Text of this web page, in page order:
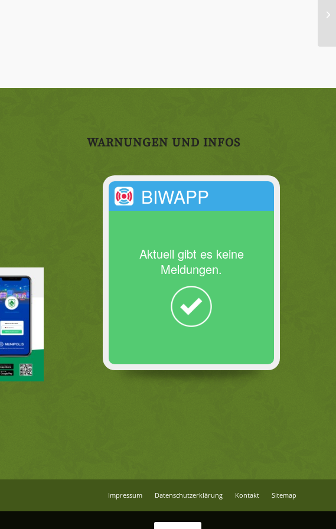
WARNUNGEN UND INFOS
BIWAPP
Aktuell gibt es keine
Meldungen.
Impressum Datenschutzerklärung Kontakt Sitemap